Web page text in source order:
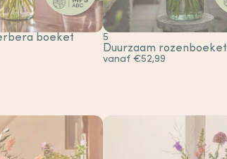
boeket 5
Duurzaam rozenboeket
vanaf €52,99